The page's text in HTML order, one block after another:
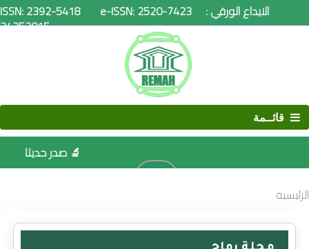
ISSN: 2392-5418 e-ISSN: 2520-7423 الايداع الورقي :
24352015
قائــمة
🔬 صدر حديثا
الرئيسية